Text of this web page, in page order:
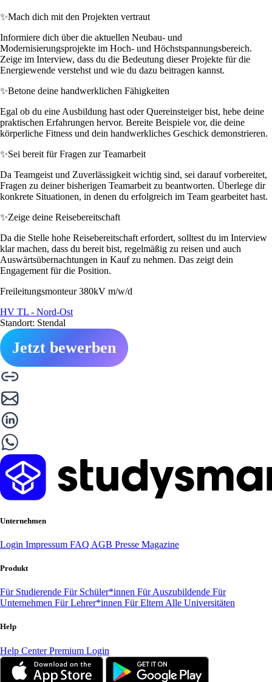
✨Mach dich mit den Projekten vertraut
Informiere dich über die aktuellen Neubau- und
Modernisierungsprojekte im Hoch- und Höchstspannungsbereich.
Zeige im Interview, dass du die Bedeutung dieser Projekte für die
Energiewende verstehst und wie du dazu beitragen kannst.
✨Betone deine handwerklichen Fähigkeiten
Egal ob du eine Ausbildung hast oder Quereinsteiger bist, hebe deine
praktischen Erfahrungen hervor. Bereite Beispiele vor, die deine
körperliche Fitness und dein handwerkliches Geschick demonstrieren.
✨Sei bereit für Fragen zur Teamarbeit
Da Teamgeist und Zuverlässigkeit wichtig sind, sei darauf vorbereitet,
Fragen zu deiner bisherigen Teamarbeit zu beantworten. Überlege dir
konkrete Situationen, in denen du erfolgreich im Team gearbeitet hast.
✨Zeige deine Reisebereitschaft
Da die Stelle hohe Reisebereitschaft erfordert, solltest du im Interview
klar machen, dass du bereit bist, regelmäßig zu reisen und auch
Auswärtsübernachtungen in Kauf zu nehmen. Das zeigt dein
Engagement für die Position.
Freileitungsmonteur 380kV m/w/d
HV TL - Nord-Ost
Standort: Stendal
Jetzt bewerben
Unternehmen
Login Impressum FAQ AGB Presse Magazine
Produkt
Für Studierende Für Schüler*innen Für Auszubildende Für
Unternehmen Für Lehrer*innen Für Eltern Alle Universitäten
Help
Help CenterPremium Login